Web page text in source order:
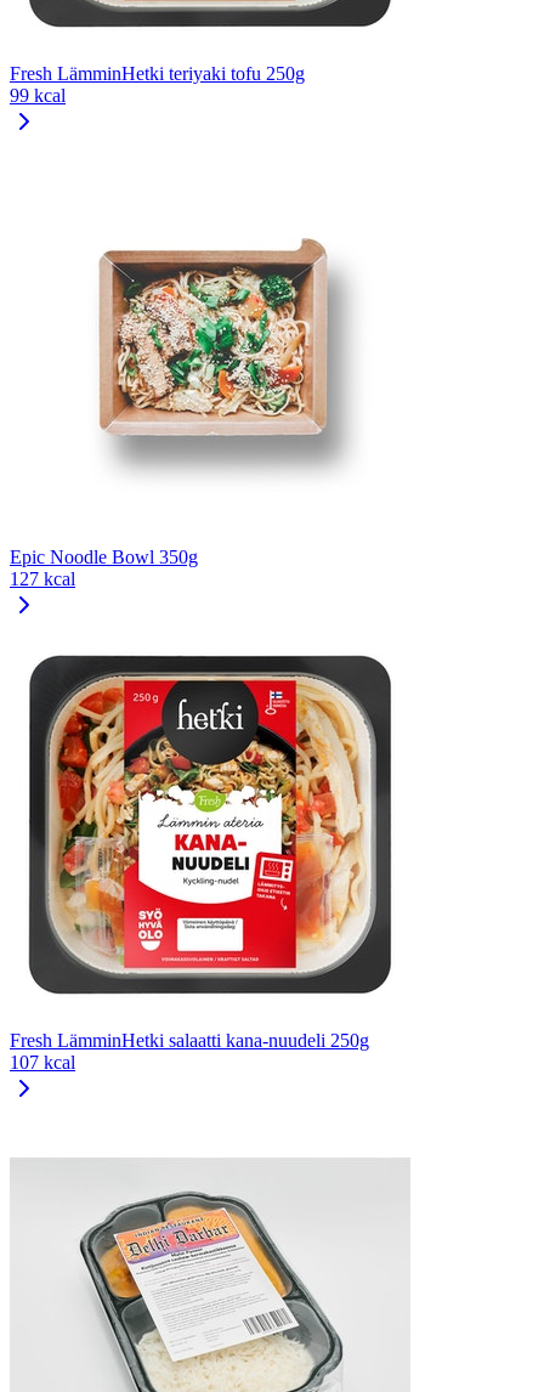
Fresh LämminHetki teriyaki tofu 250g
99 kcal
Epic Noodle Bowl 350g
127 kcal
Fresh LämminHetki salaatti kana-nuudeli 250g
107 kcal